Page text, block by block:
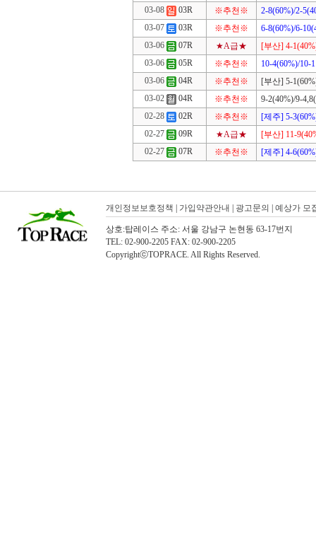
03-08
03R ※추천※
2-8(60%)/2-
03-07
03R ※추천※
6-8(60%)/6-
03-06
07R ★A급★
[부산] 4-
03-06
05R ※추천※
10-4(60%)/10-
03-06
04R ※추천※
[부산] 5-
03-02
04R ※추천※
9-2(40%)/9-
02-28
02R ※추천※
[제주] 5-
02-27
09R ★A급★
[부산] 11-
02-27
07R ※추천※ [제주] 4-
개인정보보호정책 가입약관안내 광고문의 예상가 모
상호:탑레이스 주소: 서울 강남구 논현동 63-17번지
TEL: 02-900-2205 FAX: 02-900-2205
CopyrightⓒTOPRACE. All Rights Reserved.